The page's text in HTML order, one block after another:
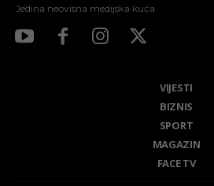
Jedina neovisna medijska kuća
VIJESTI
BIZNIS
SPORT
MAGAZIN
FACE TV